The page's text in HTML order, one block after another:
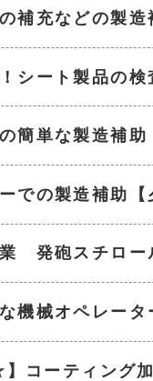
補充などの製造
シート製品の検
簡単な製造補助
での製造補助【
発砲スチロー
機械オペレータ
コーティング